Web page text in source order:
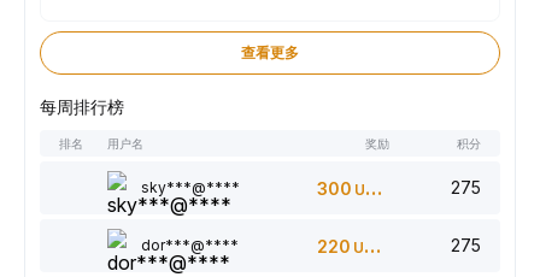
查看更多
每周排行榜
排名 用户名 奖励 积分
sky***@**** 300 USDT 275
dor***@**** 220 USDT 275